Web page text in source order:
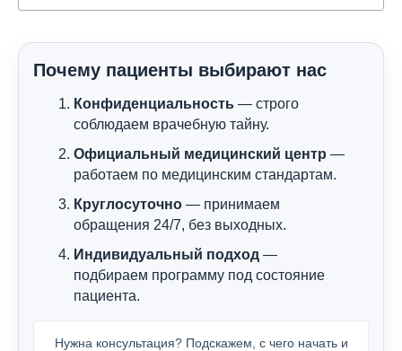
Почему пациенты выбирают нас
Конфиденциальность — строго
соблюдаем врачебную тайну.
Официальный медицинский центр —
работаем по медицинским стандартам.
Круглосуточно — принимаем
обращения 24/7, без выходных.
Индивидуальный подход —
подбираем программу под состояние
пациента.
Нужна консультация? Подскажем, с чего начать и